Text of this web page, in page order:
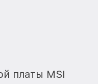
платы MSI